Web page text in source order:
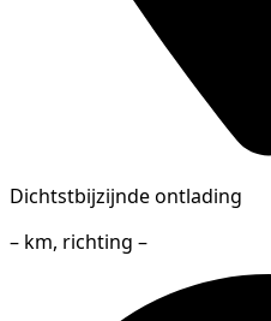
Dichtstbijzijnde ontlading
– km, richting –